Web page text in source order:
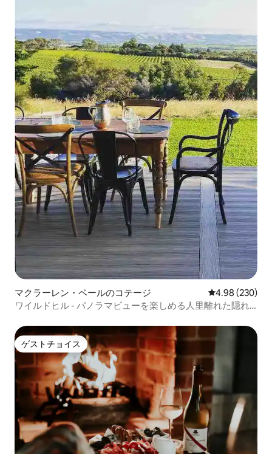
マクラーレン・ベールのコテージ レビュー230
4.98 (230)
ワイルドヒル - パノラマビューを楽しめる人里離れた隠れ
ゲストチョイス
ゲストチョイス